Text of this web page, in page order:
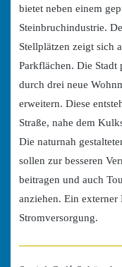
bietet neben einem
Steinbruchindustrie.
Stellplätzen zeigt sich
Parkflächen. Die Stadt
durch drei neue
erweitern. Diese
Straße, nahe dem
Die naturnah
sollen zur besseren
beitragen und auch
anziehen. Ein
Stromversorgung.